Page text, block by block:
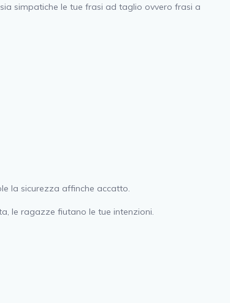
simpatiche le tue frasi ad taglio ovvero frasi a
la sicurezza affinche accatto.
le ragazze fiutano le tue intenzioni.